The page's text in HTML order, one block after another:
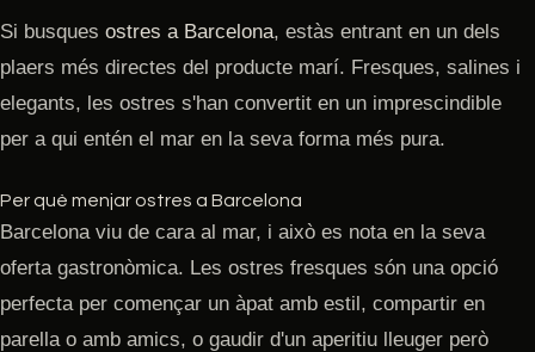
Si busques ostres a Barcelona, estàs entrant en un dels
plaers més directes del producte marí. Fresques, salines i
elegants, les ostres s'han convertit en un imprescindible
per a qui entén el mar en la seva forma més pura.
Per què menjar ostres a Barcelona
Barcelona viu de cara al mar, i això es nota en la seva
oferta gastronòmica. Les ostres fresques són una opció
perfecta per començar un àpat amb estil, compartir en
parella o amb amics, o gaudir d'un aperitiu lleuger però